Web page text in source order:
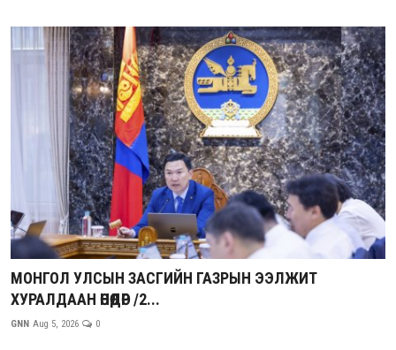
МОНГОЛ УЛСЫН ЗАСГИЙН ГАЗРЫН ЭЭЛЖИТ
ХУРАЛДААН ӨНӨӨДӨР /2...
GNN Aug 5, 2026 0